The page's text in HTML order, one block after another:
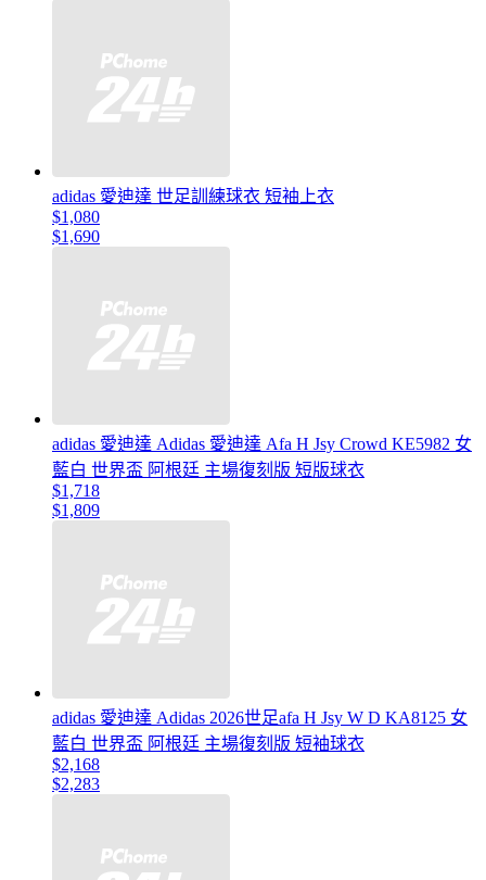
adidas 愛迪達 世足訓練球衣 短袖上衣
$1,080
$1,690
adidas 愛迪達 Adidas 愛迪達 Afa H Jsy Crowd KE5982 女
藍白 世界盃 阿根廷 主場復刻版 短版球衣
$1,718
$1,809
adidas 愛迪達 Adidas 2026世足afa H Jsy W D KA8125 女
藍白 世界盃 阿根廷 主場復刻版 短袖球衣
$2,168
$2,283